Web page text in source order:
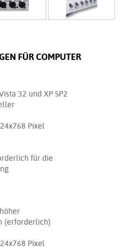
FÜR COMPUTER
32 und XP SP2
Pixel
für die
(erforderlich)
Pixel